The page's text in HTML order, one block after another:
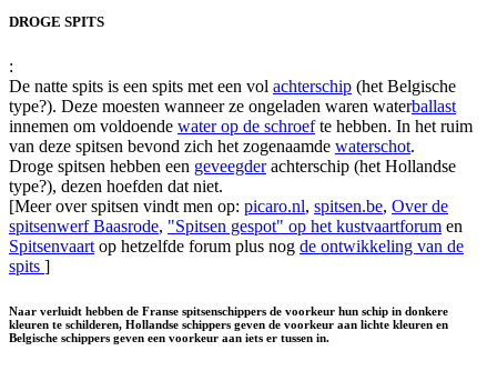
DROGE SPITS
:
De natte spits is een spits met een vol achterschip (het Belgische
type?). Deze moesten wanneer ze ongeladen waren waterballast
innemen om voldoende water op de schroefte hebben. In het ruim
van deze spitsen bevond zich het zogenaamde waterschot.
Droge spitsen hebben een geveegderachterschip (het Hollandse
type?), dezen hoefden dat niet.
[Meer over spitsen vindt men op: picaro.nl, spitsen.be, Over de
spitsenwerf Baasrode, "Spitsen gespot" op het kustvaartforum en
Spitsenvaart op hetzelfde forum plus nog de ontwikkeling van de
spits ]
Naar verluidt hebben de Franse spitsenschippers de voorkeur hun schip in donkere
kleuren te schilderen, Hollandse schippers geven de voorkeur aan lichte kleuren en
Belgische schippers geven een voorkeur aan iets er tussen in.